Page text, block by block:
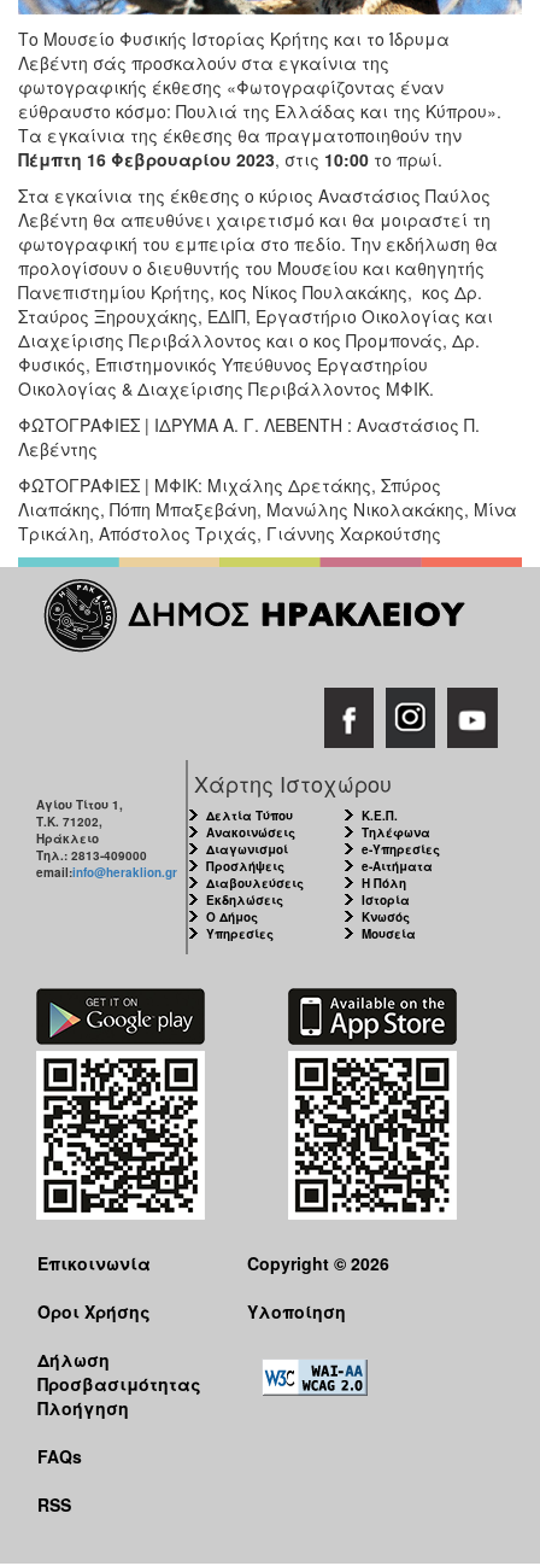
Το Μουσείο Φυσικής Ιστορίας Κρήτης και το Ίδρυμα
Λεβέντη σάς προσκαλούν στα εγκαίνια της
φωτογραφικής έκθεσης «Φωτογραφίζοντας έναν
εύθραυστο κόσμο: Πουλιά της Ελλάδας και της Κύπρου».
Τα εγκαίνια της έκθεσης θα πραγματοποιηθούν την
Πέμπτη 16 Φεβρουαρίου 2023, στις 10:00 το πρωί.
Στα εγκαίνια της έκθεσης ο κύριος Αναστάσιος Παύλος
Λεβέντη θα απευθύνει χαιρετισμό και θα μοιραστεί τη
φωτογραφική του εμπειρία στο πεδίο. Την εκδήλωση θα
προλογίσουν ο διευθυντής του Μουσείου και καθηγητής
Πανεπιστημίου Κρήτης, κος Νίκος Πουλακάκης, κος Δρ.
Σταύρος Ξηρουχάκης, ΕΔΙΠ, Εργαστήριο Οικολογίας και
Διαχείρισης Περιβάλλοντος και ο κος Προμπονάς, Δρ.
Φυσικός, Επιστημονικός Υπεύθυνος Εργαστηρίου
Οικολογίας & Διαχείρισης Περιβάλλοντος ΜΦΙΚ.
ΦΩΤΟΓΡΑΦΙΕΣ | ΙΔΡΥΜΑ Α. Γ. ΛΕΒΕΝΤΗ : Αναστάσιος Π.
Λεβέντης
ΦΩΤΟΓΡΑΦΙΕΣ | ΜΦΙΚ: Μιχάλης Δρετάκης, Σπύρος
Λιαπάκης, Πόπη Μπαξεβάνη, Μανώλης Νικολακάκης, Μίνα
Τρικάλη, Απόστολος Τριχάς, Γιάννης Χαρκούτσης
Αγίου Τίτου 1,
Τ.Κ. 71202,
Ηράκλειο
Τηλ.: 2813-409000
email:info@heraklion.gr
Χάρτης Ιστοχώρου
Δελτία Τύπου
Ανακοινώσεις
Διαγωνισμοί
Προσλήψεις
Διαβουλεύσεις
Εκδηλώσεις
Ο Δήμος
Υπηρεσίες
Κ.Ε.Π.
Τηλέφωνα
e-Υπηρεσίες
e-Αιτήματα
Η Πόλη
Ιστορία
Κνωσός
Μουσεία
Επικοινωνία
Όροι Χρήσης
Δήλωση
Προσβασιμότητας
Πλοήγηση
FAQs
RSS
Copyright © 2026
Υλοποίηση